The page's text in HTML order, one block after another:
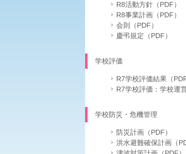
R8活動方針（PDF）
R8事業計画（PDF）
会則（PDF）
慶弔規定（PDF）
学校評価
R7学校評価結果（PDF
R7学校評価：学校運
学校防災・危機管理
防災計画（PDF）
洪水避難確保計画（